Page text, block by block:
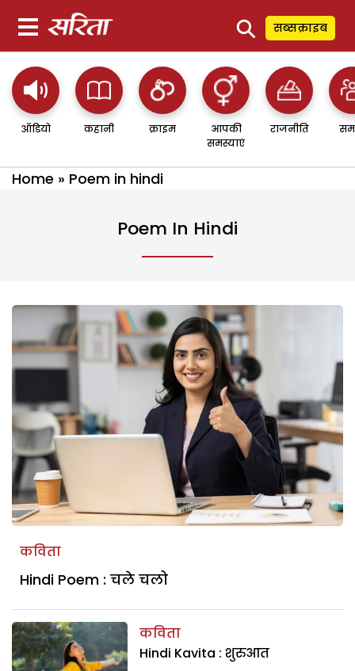
⚲ सब्सक्राइब
ऑडियो कहानी क्राइम
आपकी
समस्याएं
राजनीति
Home » Poem in hindi
Poem In Hindi
कविता
Hindi Poem : चले चलो
कविता
Hindi Kavita : शुरुआत